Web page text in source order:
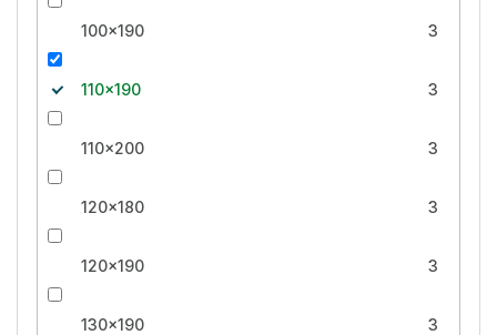
100x190 3
110x190 3
110x200 3
120x180 3
120x190 3
130x190 3